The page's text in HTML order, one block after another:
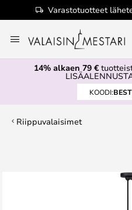
Varastotuotteet
to
Content
14% alkaen 79 €
KOODI:BEST
Riippuvalaisimet